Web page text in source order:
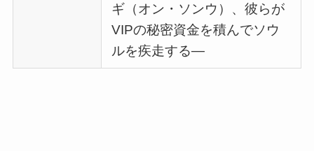
ギ（オン・ソンウ）、彼らが
VIPの秘密資金を積んでソウ
ルを疾走する―